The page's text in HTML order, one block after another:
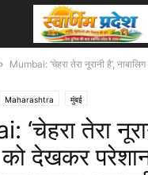
Mumbai: ‘चेहरा तेरा नूरानी है’,
Maharashtra मुंबई
‘चेहरा तेरा
को देखकर